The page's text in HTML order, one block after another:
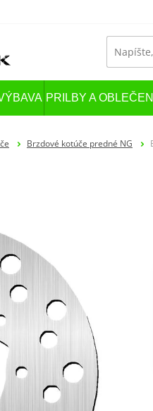
PRILBY A
Brzdové kotúče predné NG